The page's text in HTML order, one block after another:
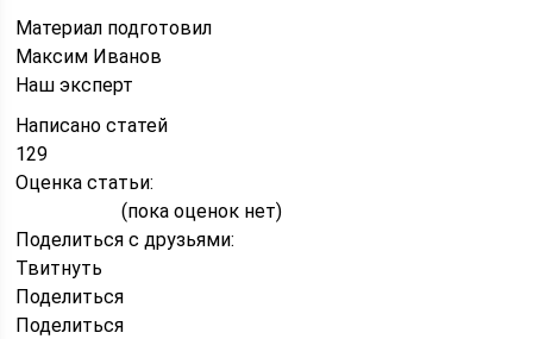
Материал подготовил
Максим Иванов
Наш эксперт
Написано статей
129
Оценка статьи:
(пока оценок нет)
Поделиться с друзьями:
Твитнуть
Поделиться
Поделиться